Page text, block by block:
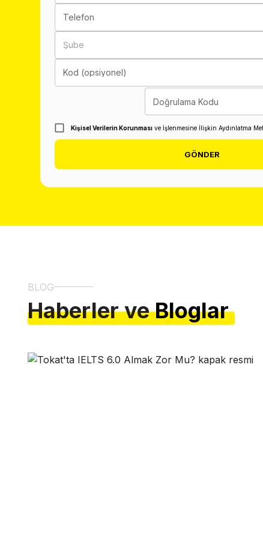
Telefon
Şube
Kod (opsiyonel)
Doğrulama Kodu
Kişisel Verilerin Korunması ve İşlenmesine İlişkin Aydınlatma
GÖNDER
BLOG
Haberler ve Bloglar